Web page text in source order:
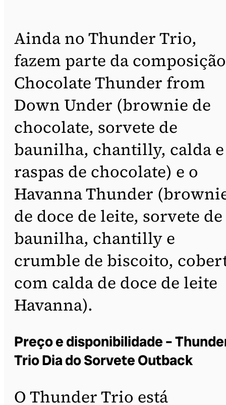
Ainda no Thunder Trio,
fazem parte da
Chocolate Thunder from
Down Under (brownie de
chocolate, sorvete de
baunilha, chantilly, calda e
raspas de chocolate) e o
Havanna Thunder
de doce de leite, sorvete de
baunilha, chantilly e
crumble de biscoito,
com calda de doce de leite
Havanna).
Preço e disponibilidade –
Trio Dia do Sorvete Outback
O Thunder Trio está